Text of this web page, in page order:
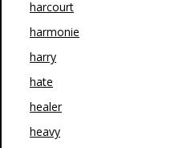
harcourt
harmonie
harry
hate
healer
heavy